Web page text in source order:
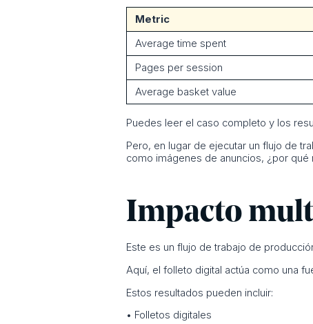
Metric
Average time spent
Pages per session
Average basket value
Puedes leer el caso completo y los
Pero, en lugar de ejecutar un flujo de
como imágenes de anuncios, ¿por
Impacto
Este es un flujo de trabajo de
Aquí, el folleto digital actúa como una
Estos resultados pueden incluir:
• Folletos digitales